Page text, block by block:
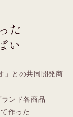
た
い
」との共同開発商
ランド各商品
作った